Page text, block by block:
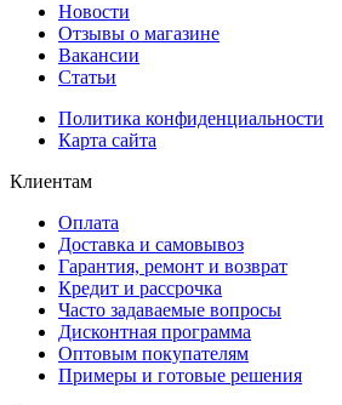
Новости
Отзывы о магазине
Вакансии
Статьи
Политика конфиденциальности
Карта сайта
Клиентам
Оплата
Доставка и самовывоз
Гарантия, ремонт и возврат
Кредит и рассрочка
Часто задаваемые вопросы
Дисконтная программа
Оптовым покупателям
Примеры и готовые решения